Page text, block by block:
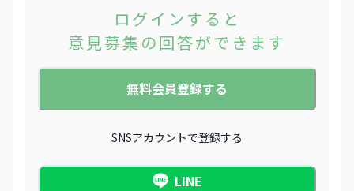
ログインすると
意見募集の回答ができます
無料会員登録する
SNSアカウントで登録する
LINE